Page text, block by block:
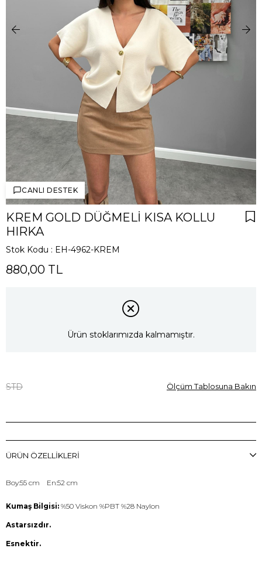
CANLI DESTEK
KREM GOLD DÜĞMELI KISA KOLLU
HIRKA
Stok Kodu EH-4962-KREM
880,00 TL
Ürün stoklarımızda kalmamıştır.
STD Ölçüm Tablosuna Bakın
ÜRÜN ÖZELLIKLERI
Boy:55 cm En:52 cm
Kumaş Bilgisi: %50 Viskon %PBT %28 Naylon
Astarsızdır.
Esnektir.